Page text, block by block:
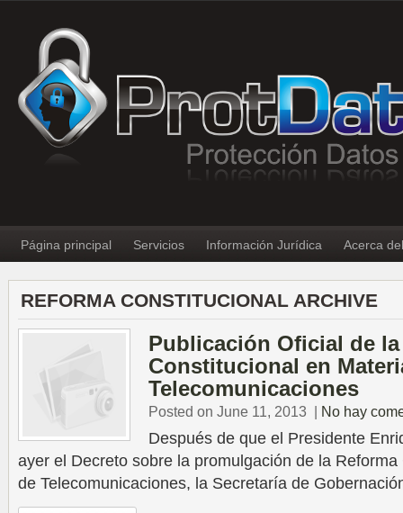
Página principal Servicios Información Jurídica Acerca
REFORMA CONSTITUCIONAL ARCHIVE
Publicación Oficial de la
Constitucional en
Telecomunicaciones
Posted on June 11, 2013 | No hay
Después de que el Presidente
ayer el Decreto sobre la promulgación de la
de Telecomunicaciones, la Secretaría de